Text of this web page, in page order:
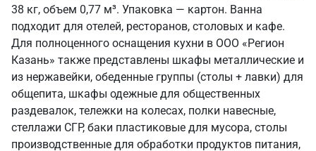
38 кг, объем 0,77 м³. Упаковка — картон. Ванна
подходит для отелей, ресторанов, столовых и кафе.
Для полноценного оснащения кухни в ООО «Регион
Казань» также представлены шкафы металлические и
из нержавейки, обеденные группы (столы + лавки) для
общепита, шкафы одежные для общественных
раздевалок, тележки на колесах, полки навесные,
стеллажи СГР, баки пластиковые для мусора, столы
производственные для обработки продуктов питания,